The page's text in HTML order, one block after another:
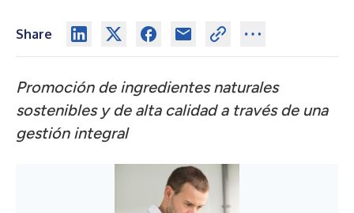
Share
Promoción de ingredientes naturales
sostenibles y de alta calidad a través de una
gestión integral